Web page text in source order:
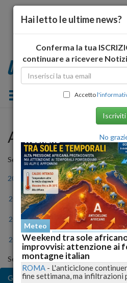
Toggle navigation
Archivio Storico
Seleziona l'anno
2006 2007 2008 2009
2012 2013 2014 2015
2018 2019 2020 2021
2024 2025 2026
Seleziona il mese
Gen Feb Mar Apr
Hai letto le ultime news?
Conferma la tua
continuare a ricevere
Accetto
Iscriviti
No
Meteo
Weekend tra sole
improvvisi: attenzione ai
montagne italian
ROMA - L'anticiclone
fine settimana, ma infiltrazioni